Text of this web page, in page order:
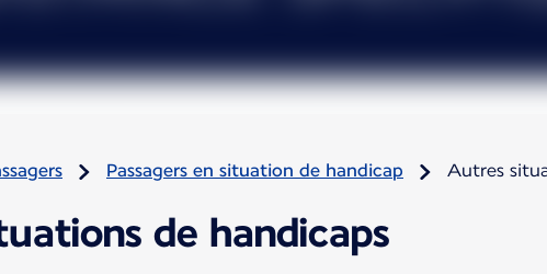
Passagers en situation de handicap Autres
de handicaps